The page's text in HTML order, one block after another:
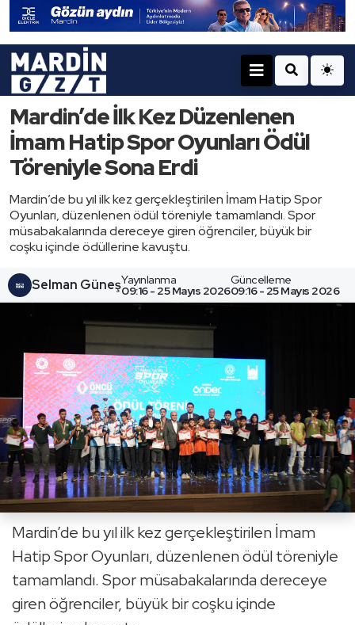
Mardin’de İlk Kez Düzenlenen
İmam Hatip Spor Oyunları Ödül
Töreniyle Sona Erdi
Mardin’de bu yıl ilk kez gerçekleştirilen İmam Hatip Spor
Oyunları, düzenlenen ödül töreniyle tamamlandı. Spor
müsabakalarında dereceye giren öğrenciler, büyük bir
coşku içinde ödüllerine kavuştu.
Selman GüneşYayınlanma
09:16 - 25 Mayıs 2026
Güncelleme
09:16 - 25 Mayıs 2026
Mardin’de bu yıl ilk kez gerçekleştirilen İmam
Hatip Spor Oyunları, düzenlenen ödül töreniyle
tamamlandı. Spor müsabakalarında dereceye
giren öğrenciler, büyük bir coşku içinde